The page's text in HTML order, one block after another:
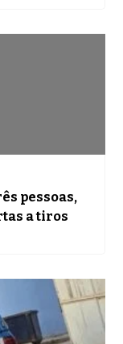
pessoas,
a tiros